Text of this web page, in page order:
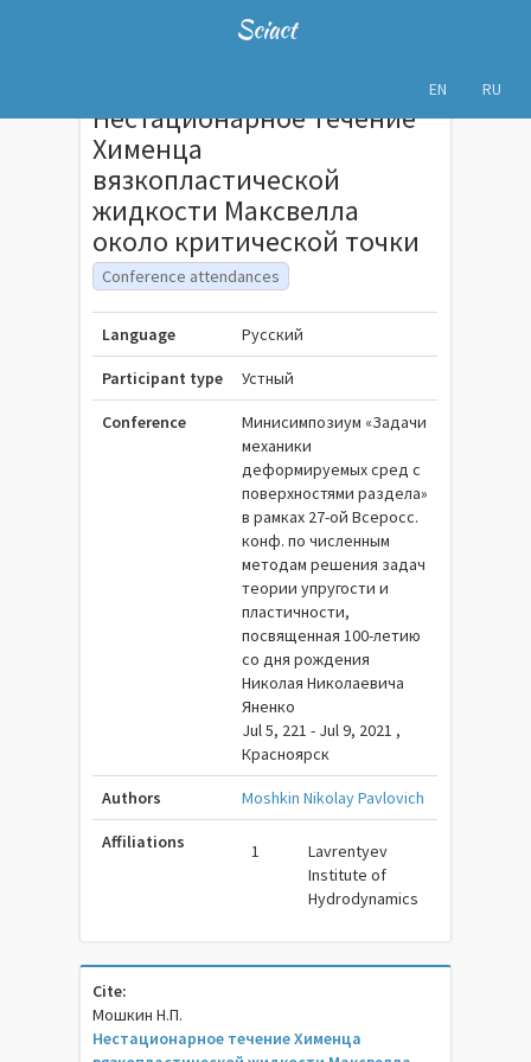
Sciact
EN RU
Нестационарное течение
Хименца
вязкопластической
жидкости Максвелла
около критической точки
Conference attendances
Language Русский
Participant type Устный
Conference
Минисимпозиум «Задачи
механики
деформируемых сред с
поверхностями раздела»
в рамках 27-ой Всеросс.
конф. по численным
методам решения задач
теории упругости и
пластичности,
посвященная 100-летию
со дня рождения
Николая Николаевича
Яненко
Jul 5, 221 - Jul 9, 2021 ,
Красноярск
Authors Moshkin Nikolay Pavlovich
Affiliations 1
Lavrentyev
Institute of
Hydrodynamics
Cite:
Мошкин Н.П.
Нестационарное течение Хименца